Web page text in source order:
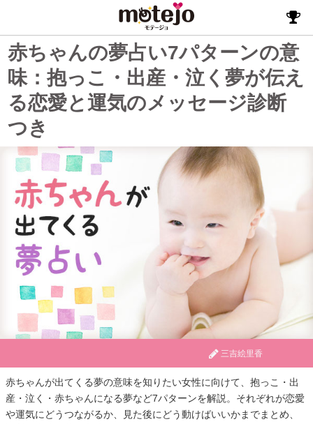
赤ちゃんの夢占い7パターンの意
味：抱っこ・出産・泣く夢が伝え
る恋愛と運気のメッセージ診断
つき
三吉絵里香
赤ちゃんが出てくる夢の意味を知りたい女性に向けて、抱っこ・出
産・泣く・赤ちゃんになる夢など7パターンを解説。それぞれが恋愛
や運気にどうつながるか、見た後にどう動けばいいかまでまとめ、